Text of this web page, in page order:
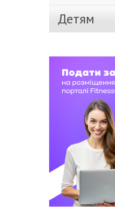
Детям